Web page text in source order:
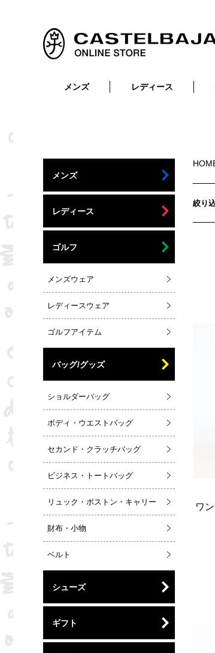
メンズ
ボトムス
バッグ
レディース
小物
バッグ
セカンド・クラッチバッグ
ビジネス・トートバッグ
靴
ゴルフアイテム
メンズ
レディース
ゴルフ
メンズウェア
レディースウェア
ゴルフアイテム
バッグ/グッズ
ショルダーバッグ
ボディ・ウエストバッグ
セカンド・クラッチバッグ
ビジネス・トートバッグ
リュック・ボストン・キャリー
財布・小物
ベルト
シューズ
ギフト
絞り
ワ